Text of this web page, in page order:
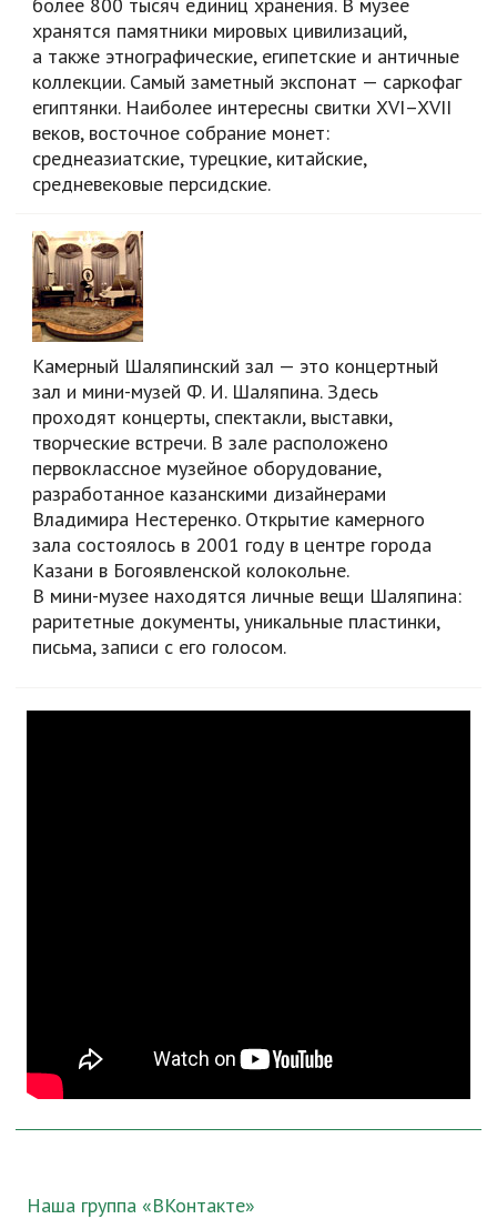
хранятся памятники мировых цивилизаций,
а также этнографические, египетские и античные
коллекции. Самый заметный экспонат — саркофаг
египтянки. Наиболее интересны свитки XVI–XVII
веков, восточное собрание монет:
среднеазиатские, турецкие, китайские,
средневековые персидские.
Камерный Шаляпинский зал — это концертный
зал и мини-музей Ф. И. Шаляпина. Здесь
проходят концерты, спектакли, выставки,
творческие встречи. В зале расположено
первоклассное музейное оборудование,
разработанное казанскими дизайнерами
Владимира Нестеренко. Открытие камерного
зала состоялось в 2001 году в центре города
Казани в Богоявленской колокольне.
В мини-музее находятся личные вещи Шаляпина:
раритетные документы, уникальные пластинки,
письма, записи с его голосом.
Наша группа «ВКонтакте»